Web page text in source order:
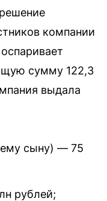
компании
сумму 122,3
выдала
сыну) — 75
рублей;